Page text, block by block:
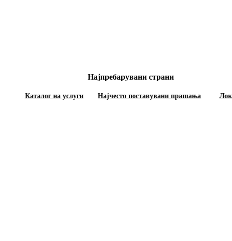
Најпребарувани страни
Каталог на услуги Најчесто поставувани прашања